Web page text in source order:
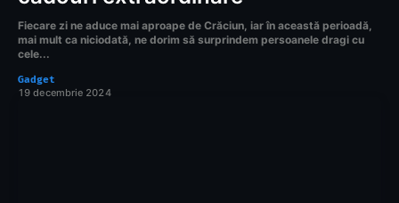
Fiecare zi ne aduce mai aproape de Crăciun, iar în această perioadă,
mai mult ca niciodată, ne dorim să surprindem persoanele dragi cu
cele...
Gadget
19 decembrie 2024